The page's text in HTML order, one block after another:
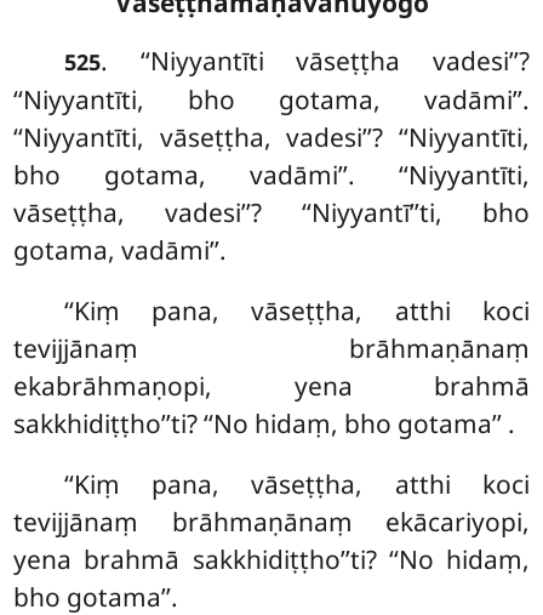
525. ‘‘Niyyantīti vāseṭṭha vadesi’’?
‘‘Niyyantīti, bho gotama, vadāmi’’.
‘‘Niyyantīti, vāseṭṭha, vadesi’’? ‘‘Niyyantīti,
bho gotama, vadāmi’’. ‘‘Niyyantīti,
vāseṭṭha, vadesi’’? ‘‘Niyyantī’’ti, bho
gotama, vadāmi’’.
‘‘Kiṃ pana, vāseṭṭha, atthi koci
tevijjānaṃ brāhmaṇānaṃ
ekabrāhmaṇopi, yena brahmā
sakkhidiṭṭho’’ti? ‘‘No hidaṃ, bho gotama’’ .
‘‘Kiṃ pana, vāseṭṭha, atthi koci
tevijjānaṃ brāhmaṇānaṃ ekācariyopi,
yena brahmā sakkhidiṭṭho’’ti? ‘‘No hidaṃ,
bho gotama’’.